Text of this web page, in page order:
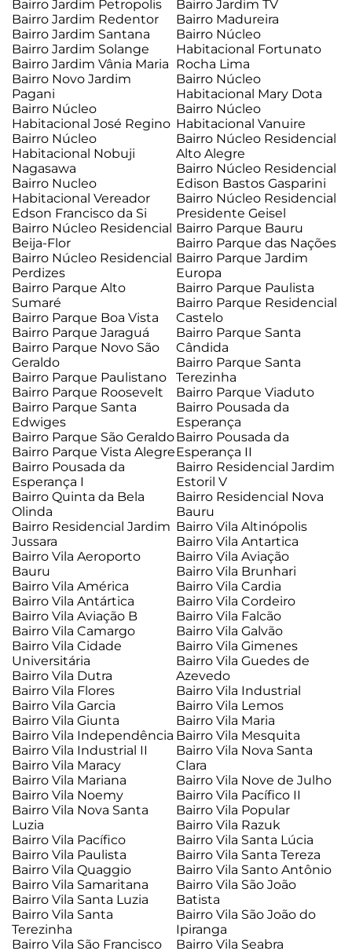
Bairro Jardim Petropolis
Bairro Jardim Redentor
Bairro Jardim Santana
Bairro Jardim Solange
Bairro Jardim TV
Bairro Jardim Vânia Maria
Bairro Madureira
Bairro Novo Jardim
Pagani
Bairro Núcleo
Habitacional Fortunato
Rocha Lima
Bairro Núcleo
Habitacional José Regino
Bairro Núcleo
Habitacional Mary Dota
Bairro Núcleo
Habitacional Nobuji
Nagasawa
Bairro Núcleo
Habitacional Vanuire
Bairro Nucleo
Habitacional Vereador
Edson Francisco da Si
Bairro Núcleo Residencial
Alto Alegre
Bairro Núcleo Residencial
Beija-Flor
Bairro Núcleo Residencial
Edison Bastos Gasparini
Bairro Núcleo Residencial
Perdizes
Bairro Núcleo Residencial
Presidente Geisel
Bairro Parque Alto
Sumaré
Bairro Parque Bauru
Bairro Parque Boa Vista
Bairro Parque das Nações
Bairro Parque Jaraguá
Bairro Parque Jardim
Europa
Bairro Parque Novo São
Geraldo
Bairro Parque Paulista
Bairro Parque Paulistano
Bairro Parque Residencial
Castelo
Bairro Parque Roosevelt
Bairro Parque Santa
Cândida
Bairro Parque Santa
Edwiges
Bairro Parque Santa
Terezinha
Bairro Parque São Geraldo
Bairro Parque Viaduto
Bairro Parque Vista Alegre
Bairro Pousada da
Esperança
Bairro Pousada da
Esperança I
Bairro Pousada da
Esperança II
Bairro Quinta da Bela
Olinda
Bairro Residencial Jardim
Estoril V
Bairro Residencial Jardim
Jussara
Bairro Residencial Nova
Bauru
Bairro Vila Aeroporto
Bauru
Bairro Vila Altinópolis
Bairro Vila América
Bairro Vila Antartica
Bairro Vila Antártica
Bairro Vila Aviação
Bairro Vila Aviação B
Bairro Vila Brunhari
Bairro Vila Camargo
Bairro Vila Cardia
Bairro Vila Cidade
Universitária
Bairro Vila Cordeiro
Bairro Vila Dutra
Bairro Vila Falcão
Bairro Vila Flores
Bairro Vila Galvão
Bairro Vila Garcia
Bairro Vila Gimenes
Bairro Vila Giunta
Bairro Vila Guedes de
Azevedo
Bairro Vila Independência
Bairro Vila Industrial
Bairro Vila Industrial II
Bairro Vila Lemos
Bairro Vila Maracy
Bairro Vila Maria
Bairro Vila Mariana
Bairro Vila Mesquita
Bairro Vila Noemy
Bairro Vila Nova Santa
Clara
Bairro Vila Nova Santa
Luzia
Bairro Vila Nove de Julho
Bairro Vila Pacífico
Bairro Vila Pacífico II
Bairro Vila Paulista
Bairro Vila Popular
Bairro Vila Quaggio
Bairro Vila Razuk
Bairro Vila Samaritana
Bairro Vila Santa Lúcia
Bairro Vila Santa Luzia
Bairro Vila Santa Tereza
Bairro Vila Santa
Terezinha
Bairro Vila Santo Antônio
Bairro Vila São Francisco
Bairro Vila São João
Batista
Bairro Vila São João do
Ipiranga
Bairro Vila Seabra